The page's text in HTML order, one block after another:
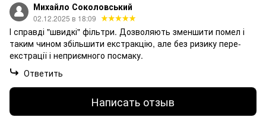
Михайло Соколовський
02.12.2025 в 18:09
І справді "швидкі" фільтри. Дозволяють зменшити помел і
таким чином збільшити екстракцію, але без ризику пере-
екстрації і неприємного посмаку.
Ответить
Написать отзыв